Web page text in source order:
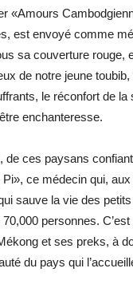
«Amours
est envoyé comme
sa couverture rouge,
de notre jeune
le réconfort de
enchanteresse.
de ces paysans
ce médecin qui,
sauve la vie des
personnes.
et ses preks, à
du pays qui